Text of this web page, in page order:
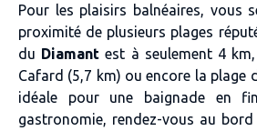
Pour les plaisirs balnéaires, vous
proximité de plusieurs plages
du Diamantest à seulement 4
Cafard (5,7 km) ou encore la plage
idéale pour une baignade en
gastronomie, rendez-vous au